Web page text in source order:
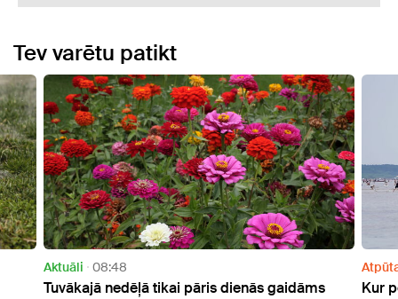
Tev varētu patikt
Aktuāli 08:48
Tuvākajā nedēļā tikai pāris dienās gaidāms
Kur